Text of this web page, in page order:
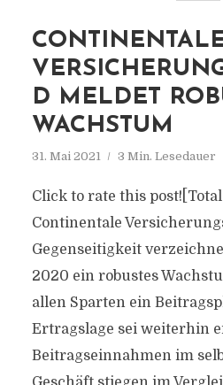
D MELDET
WACHSTUM
31. Mai 2021 3 Min. Lesedauer
Click to rate this
Continentale
Gegenseitigkeit
2020 ein robustes
allen Sparten ein
Ertragslage sei weiterhin
Beitragseinnahmen im